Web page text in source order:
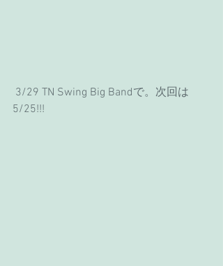
5/25!!!